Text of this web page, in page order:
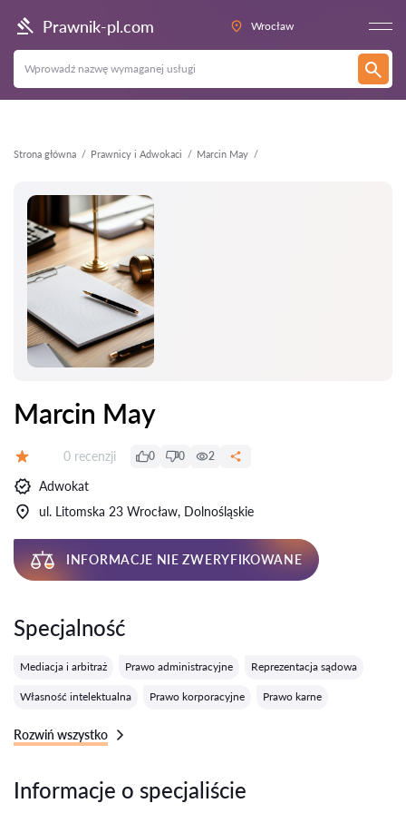
Prawnik-pl.com Wrocław
Strona główna Prawnicy i Adwokaci Marcin May
Wstecz
Marcin May
Recenzji:
0 recenzji 0 0 2
Adwokat
ul. Litomska 23 Wrocław, Dolnośląskie
INFORMACJE NIE ZWERYFIKOWANE
Specjalność
Mediacja i arbitraż Prawo administracyjne Reprezentacja sądowa
Własność intelektualna Prawo korporacyjne Prawo karne
Rozwiń wszystko
Informacje o specjaliście